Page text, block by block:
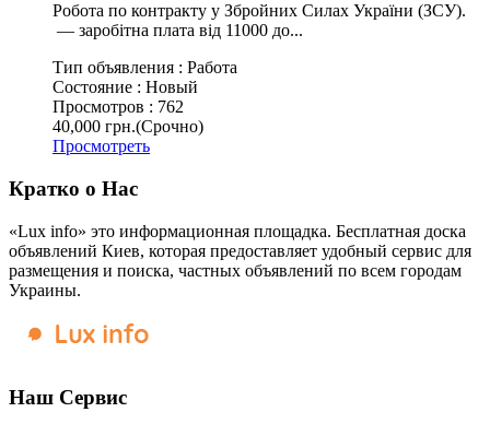
Робота по контракту у Збройних Силах України (ЗСУ).
— заробітна плата від 11000 до...
Тип объявления : Работа
Состояние : Новый
Просмотров : 762
40,000 грн.(Срочно)
Просмотреть
Кратко о Нас
«Lux info» это информационная площадка. Бесплатная доска
объявлений Киев, которая предоставляет удобный сервис для
размещения и поиска, частных объявлений по всем городам
Украины.
Наш Сервис